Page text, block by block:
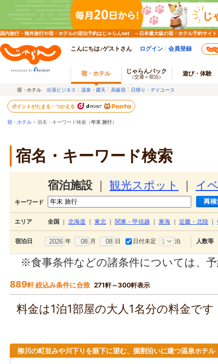
国内旅行・海外旅行や宿・ホテルの宿泊予約はじゃらんnet ～日本最大級の宿・ホテル予約サイト
こんにちは♪ゲストさん ログイン 会員登録
宿・ホテル じゃらんパック
（交通＋宿泊） 遊び・体験
宿・ホテル 出張ビジネス 温泉・露天 高級宿 日帰り・デイユース
ポイントがたまる・つかえる
宿・ホテル > 宿名・キーワード検索（年末 旅行）
宿名・キーワード検索
宿泊施設 観光スポット イ
キーワード
エリア 全国 北海道 東北 関東・甲信越 東海 近畿・北陸
宿泊日 年 月 日 日付未定 泊 人数等
※食事条件などの諸条件については、
889軒 絞込み条件に合致 271軒～300軒表示
料金は1泊1部屋の大人1名分の料金で
柳川の町並みや川下りを眼下に望む、掘割沿いに建つ温泉ホテル